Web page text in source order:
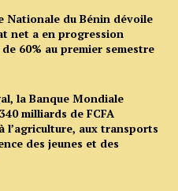
Nationale du Bénin dévoile
net a en progression
60% au premier semestre
la Banque Mondiale
milliards de FCFA
l’agriculture, aux transports
des jeunes et des